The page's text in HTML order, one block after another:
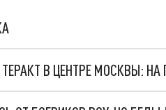
В ЦЕНТРЕ МОСКВЫ: